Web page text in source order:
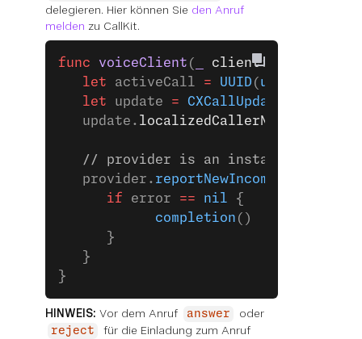
delegieren. Hier können Sie den Anruf
melden zu CallKit.
func voiceClient ( client:
   let
activeCall = UUID (uuidString
   let
update = CXCallUpdate
   update.
localizedCallerName
// provider is an instance of
   provider.
reportNewIncomingCall
      if
error == nil {
            completion
()
      }
   }
}
HINWEIS: Vor dem Anruf answer oder
reject
für die Einladung zum Anruf